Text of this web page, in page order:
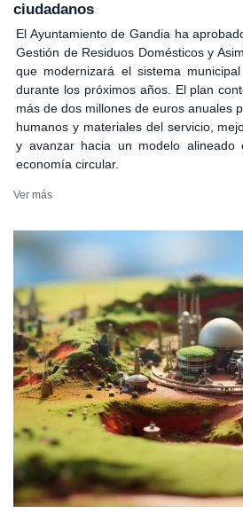
ciudadanos
El Ayuntamiento de Gandia ha
Gestión de Residuos Domésticos y
que modernizará el sistema
durante los próximos años. El plan
más de dos millones de euros anuales
humanos y materiales del servicio,
y avanzar hacia un modelo alineado
economía circular.
Ver más